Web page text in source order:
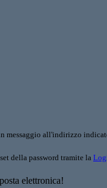
messaggio all'indirizzo
della password tramite la
elettronica!